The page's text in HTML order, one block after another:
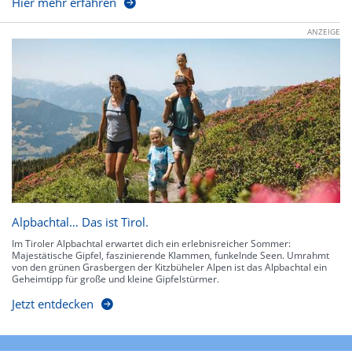
ANZEIGE
Alpbachtal… Das ist Tirol.
Im Tiroler Alpbachtal erwartet dich ein erlebnisreicher Sommer:
Majestätische Gipfel, faszinierende Klammen, funkelnde Seen. Umrahmt
von den grünen Grasbergen der Kitzbüheler Alpen ist das Alpbachtal ein
Geheimtipp für große und kleine Gipfelstürmer.
Jetzt entdecken